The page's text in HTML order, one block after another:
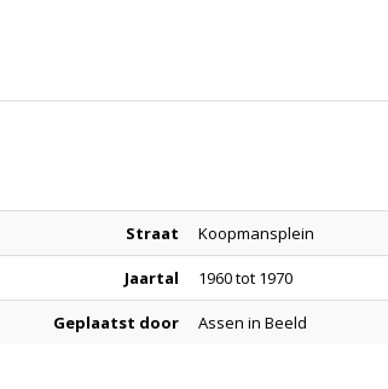
Straat Koopmansplein
Jaartal 1960 tot 1970
Geplaatst door Assen in Beeld